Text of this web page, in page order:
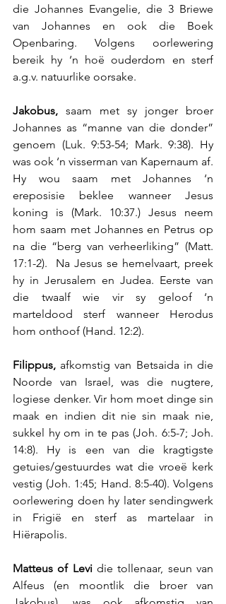
die Johannes Evangelie, die 3 Briewe
van Johannes en ook die Boek
Openbaring. Volgens oorlewering
bereik hy ‘n hoë ouderdom en sterf
a.g.v. natuurlike oorsake.
Jakobus, saam met sy jonger broer
Johannes as “manne van die donder”
genoem (Luk. 9:53-54; Mark. 9:38). Hy
was ook ‘n visserman van Kapernaum af.
Hy wou saam met Johannes ‘n
ereposisie beklee wanneer Jesus
koning is (Mark. 10:37.) Jesus neem
hom saam met Johannes en Petrus op
na die “berg van verheerliking” (Matt.
17:1-2).  Na Jesus se hemelvaart, preek
hy in Jerusalem en Judea. Eerste van
die twaalf wie vir sy geloof ‘n
marteldood sterf wanneer Herodus
hom onthoof (Hand. 12:2).
Filippus, afkomstig van Betsaida in die
Noorde van Israel, was die nugtere,
logiese denker. Vir hom moet dinge sin
maak en indien dit nie sin maak nie,
sukkel hy om in te pas (Joh. 6:5-7; Joh.
14:8). Hy is een van die kragtigste
getuies/gestuurdes wat die vroeë kerk
vestig (Joh. 1:45; Hand. 8:5-40). Volgens
oorlewering doen hy later sendingwerk
in Frigië en sterf as martelaar in
Hiërapolis.
Matteus of Levi die tollenaar, seun van
Alfeus (en moontlik die broer van